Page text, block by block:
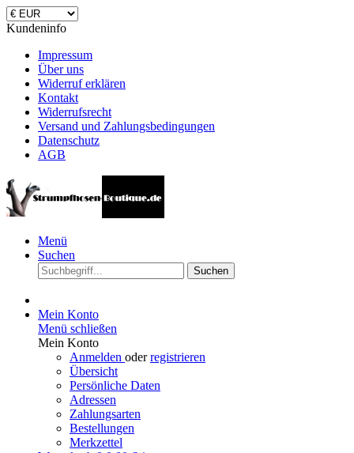
Kundeninfo
Impressum
Über uns
Widerruf erklären
Kontakt
Widerrufsrecht
Versand und Zahlungsbedingungen
Datenschutz
AGB
Menü
Suchen
Suchen
Mein Konto
Menü schließen
Mein Konto
Anmelden oderregistrieren
Übersicht
Persönliche Daten
Adressen
Zahlungsarten
Bestellungen
Merkzettel